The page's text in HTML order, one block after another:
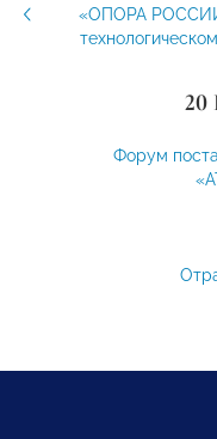
«ОПОРА
20
Форум